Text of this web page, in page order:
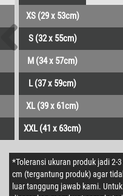
XS (29 x 53cm)
S (32 x 55cm)
M (34 x 57cm)
L (37 x 59cm)
XL (39 x 61cm)
XXL (41 x 63cm)
*Toleransi ukuran produk jadi 2-
cm (tergantung produk) agar
luar tanggung jawab kami.